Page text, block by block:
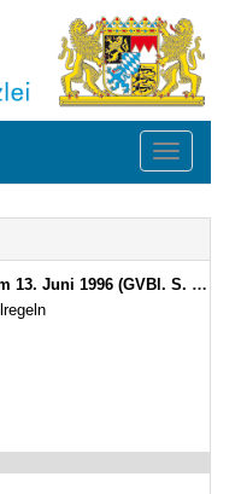
Toggle
S. 232) BayRS 2187-1-1-I (§§ 1–13)